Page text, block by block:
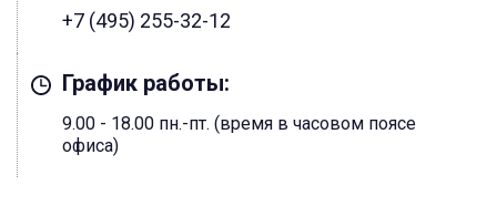
+7 (495) 255-32-12
График работы:
9.00 - 18.00 пн.-пт. (время в часовом поясе
офиса)